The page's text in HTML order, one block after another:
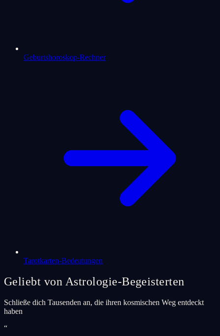
Geburtshoroskop-Rechner
Tarotkarten-Bedeutungen
Geliebt von Astrologie-Begeisterten
Schließe dich Tausenden an, die ihren kosmischen Weg entdeckt
haben
“